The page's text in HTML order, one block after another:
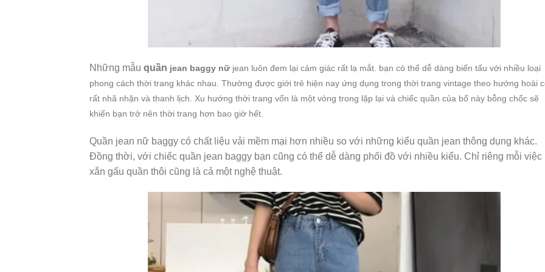
Những mẫu quần jean baggy nữ jean luôn đem lại cảm giác rất lạ mắt. bạn có thể dễ dàng biến tấu với nhiều loại
phong cách thời trang khác nhau. Thường được giới trẻ hiện nay ứng dụng trong thời trang vintage theo hướng hoài
rất nhã nhặn và thanh lịch. Xu hướng thời trang vốn là một vòng trong lặp lại và chiếc quần của bố này bỗng chốc sẽ
khiến bạn trở nên thời trang hơn bao giờ hết.
Quần jean nữ baggy có chất liệu vải mềm mại hơn nhiều so với những kiểu quần jean thông dụng khác.
Đồng thời, với chiếc quần jean baggy bạn cũng có thể dễ dàng phối đồ với nhiều kiểu. Chỉ riêng mỗi việc
xắn gấu quần thôi cũng là cả một nghệ thuật.